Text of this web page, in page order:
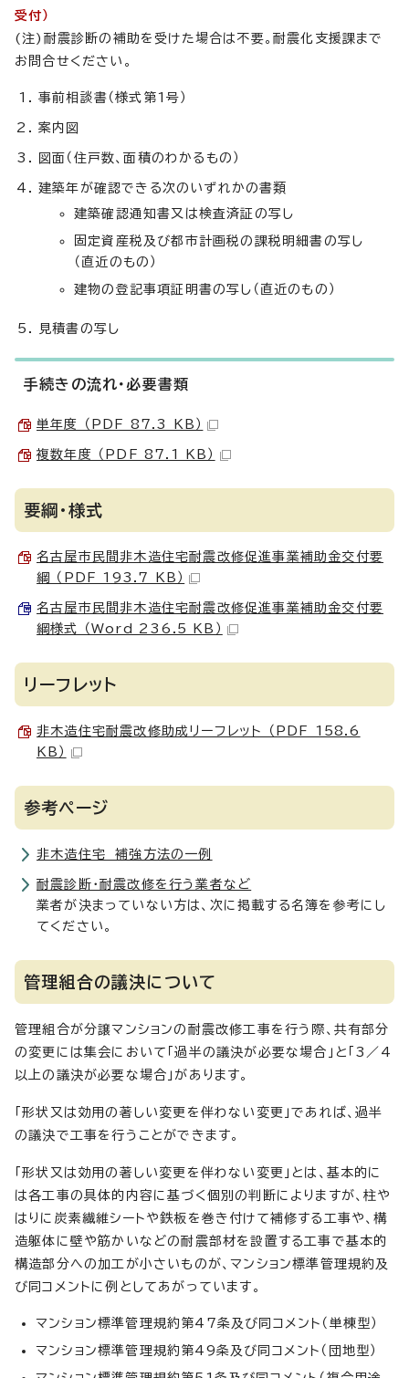
受付）
(注)耐震診断の補助を受けた場合は不要。耐震化支援課まで
お問合せください。
事前相談書（様式第1号）
案内図
図面（住戸数、面積のわかるもの）
建築年が確認できる次のいずれかの書類
建築確認通知書又は検査済証の写し
固定資産税及び都市計画税の課税明細書の写し
（直近のもの）
建物の登記事項証明書の写し（直近のもの）
見積書の写し
手続きの流れ・必要書類
単年度 （PDF 87.3 KB）
複数年度 （PDF 87.1 KB）
要綱・様式
名古屋市民間非木造住宅耐震改修促進事業補助金交付要
綱 （PDF 193.7 KB）
名古屋市民間非木造住宅耐震改修促進事業補助金交付要
綱様式 （Word 236.5 KB）
リーフレット
非木造住宅耐震改修助成リーフレット （PDF 158.6
KB）
参考ページ
非木造住宅 補強方法の一例
耐震診断・耐震改修を行う業者など
業者が決まっていない方は、次に掲載する名簿を参考にし
てください。
管理組合の議決について
管理組合が分譲マンションの耐震改修工事を行う際、共有部分
の変更には集会において「過半の議決が必要な場合」と「3／4
以上の議決が必要な場合」があります。
「形状又は効用の著しい変更を伴わない変更」であれば、過半
の議決で工事を行うことができます。
「形状又は効用の著しい変更を伴わない変更」とは、基本的に
は各工事の具体的内容に基づく個別の判断によりますが、柱や
はりに炭素繊維シートや鉄板を巻き付けて補修する工事や、構
造躯体に壁や筋かいなどの耐震部材を設置する工事で基本的
構造部分への加工が小さいものが、マンション標準管理規約及
び同コメントに例としてあがっています。
マンション標準管理規約第47条及び同コメント（単棟型）
マンション標準管理規約第49条及び同コメント（団地型）